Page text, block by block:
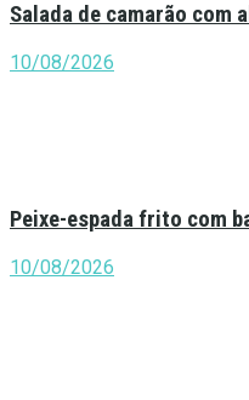
Salada de camarão com
10/08/2026
Peixe-espada frito com
10/08/2026